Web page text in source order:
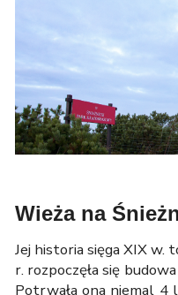
Wieża na
Jej historia sięga XIX w.
r. rozpoczęła się
Potrwała ona niemal 4